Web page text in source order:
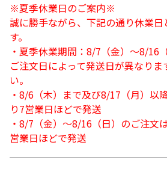
※夏季休業日のご案内※
誠に勝手ながら、下記の通り休業
す。
・夏季休業期間：8/7（金）～8/16（
ご注文日によって発送日が異なり
い。
・8/6（木）まで及び8/17（月）以
り7営業日ほどで発送
・8/7（金）～8/16（日）のご注文
営業日ほどで発送